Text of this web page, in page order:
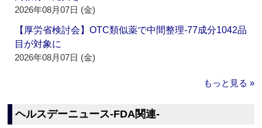
2026年08月07日 (金)
【厚労省検討会】OTC類似薬で中間整理‐77成分1042品
目が対象に
2026年08月07日 (金)
もっと見る »
ヘルスデーニュース‐FDA関連‐